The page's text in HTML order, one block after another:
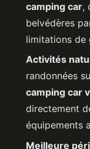
camping car,
belvédères
limitations de
Activités
randonnées
camping car
directement
équipements
Meilleure